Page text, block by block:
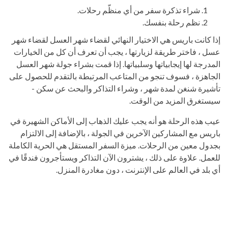
شراء تذكرة سفر من أي منظّم رحلات.
نظم رحلة بنفسك.
إذا كانت باريس هي الاختيار النهائي لقضاء شهر العسل لقضاء شهر
عسل ، فاختر طريقة لزيارتها ، يجب أن تعرف أن كل من الخيارات
المدرجة لها إيجابياتها وسلبياتها. إذا قمت بشراء جولة شهر العسل
الجاهزة ، فسوف تنجو من المتاعب المرتبطة بالتقدم للحصول على
تأشيرة شنغن لمدة شهر ، وشراء التذاكر والبحث عن سكن -
سيستغرق المزيد من الوقت.
عيب هذه الرحلة هو أنه يجب عليك الذهاب إلى الأماكن الشهيرة في
باريس مع المشاركين الآخرين في الجولة ، بالإضافة إلى الالتزام
بجدول معين من الرحلات. ميزة السفر المستقل هي الحرية الكاملة
للعمل. علاوة على ذلك ، يشترون الآن التذاكر ويستأجرون فندقًا في
أي بلد في العالم على الإنترنت ، دون مغادرة المنزل.